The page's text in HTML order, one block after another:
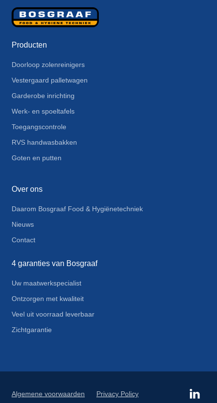
Producten
Doorloop zolenreinigers
Vestergaard palletwagen
Garderobe inrichting
Werk- en spoeltafels
Toegangscontrole
RVS handwasbakken
Goten en putten
Over ons
Daarom Bosgraaf Food & Hygiënetechniek
Nieuws
Contact
4 garanties van Bosgraaf
Uw maatwerkspecialist
Ontzorgen met kwaliteit
Veel uit voorraad leverbaar
Zichtgarantie
Algemene voorwaarden Privacy Policy